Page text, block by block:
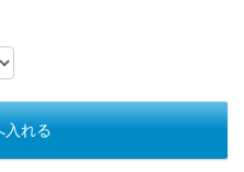
入れる